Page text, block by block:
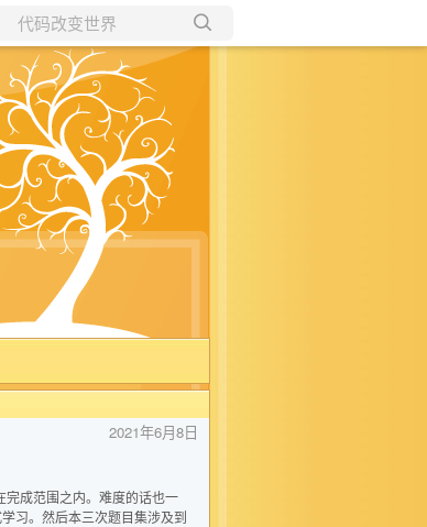
所有博客
2021年6月8日
完成范围之内。难度的话也一
习。然后本三次题目集涉及到